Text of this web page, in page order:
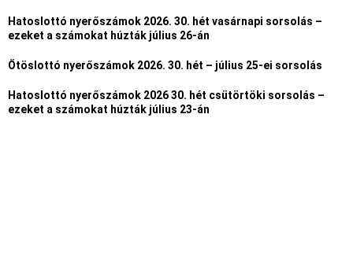
Hatoslottó nyerőszámok 2026. 30. hét vasárnapi sorsolás –
ezeket a számokat húzták július 26-án
Ötöslottó nyerőszámok 2026. 30. hét – július 25-ei sorsolás
Hatoslottó nyerőszámok 2026 30. hét csütörtöki sorsolás –
ezeket a számokat húzták július 23-án